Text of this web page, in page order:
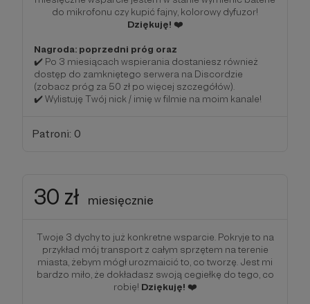
do mikrofonu czy kupić fajny, kolorowy dyfuzor!
Dziękuję! ❤️
Nagroda: poprzedni próg oraz
✔️ Po 3 miesiącach wspierania dostaniesz również
dostęp do zamkniętego serwera na Discordzie
(zobacz próg za 50 zł po więcej szczegółów).
✔️ Wylistuję Twój nick / imię w filmie na moim kanale!
Patroni: 0
30 zł miesięcznie
Twoje 3 dychy to już konkretne wsparcie. Pokryje to na
przykład mój transport z całym sprzętem na terenie
miasta, żebym mógł urozmaicić to, co tworzę. Jest mi
bardzo miło, że dokładasz swoją cegiełkę do tego, co
robię! Dziękuję! ❤️